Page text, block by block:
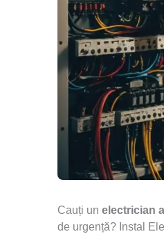
Cauți un electrician
de urgență? Instal